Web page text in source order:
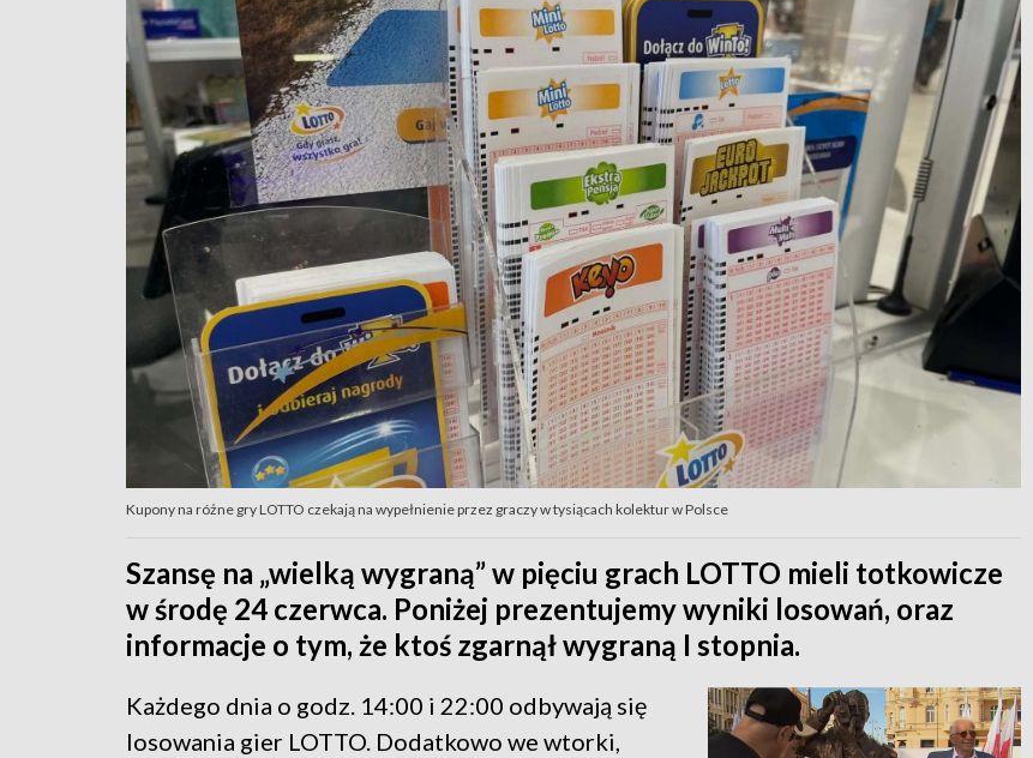
Kupony na różne gry LOTTO czekają na wypełnienie przez graczy w tysiącach kolektur w Polsce
Szansę na „wielką wygraną” w pięciu grach LOTTO mieli totkowicze
w środę 24 czerwca. Poniżej prezentujemy wyniki losowań, oraz
informacje o tym, że ktoś zgarnął wygraną I stopnia.
Każdego dnia o godz. 14:00 i 22:00 odbywają się
losowania gier LOTTO. Dodatkowo we wtorki,